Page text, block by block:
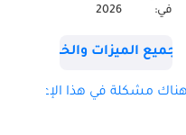
في:
2026
جميع الميزات والخصائص
مشكلة في هذا الإعلان؟